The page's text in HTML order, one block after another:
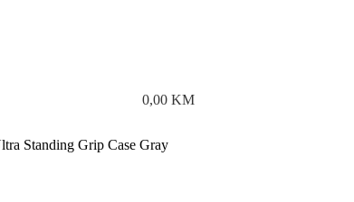
0,00 KM
Standing Grip Case Gray